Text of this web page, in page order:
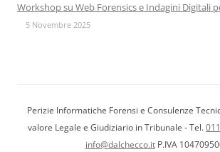
Workshop su Web Forensics e Indagini Digitali
5 Novembre 2025
Perizie Informatiche Forensi e Consulenze
valore Legale e Giudiziario in Tribunale - Tel.
info@dalchecco.itP.IVA